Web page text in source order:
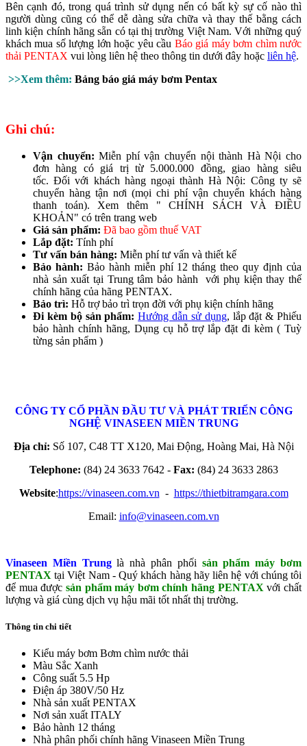
Bên cạnh đó, trong quá trình sử dụng nến có bất kỳ sự cố nào thì
người dùng cũng có thể dễ dàng sửa chữa và thay thế bằng cách
linh kiện chính hãng sẵn có tại thị trường Việt Nam.Với những quý
khách mua số lượng lớn hoặc yêu cầu Báo giá máy bơm chìm nước
thải PENTAX vui lòng liên hệ theo thông tin dưới đây hoặc liên hệ.
>>Xem thêm: Bảng báo giá máy bơm Pentax
Ghi chú:
Vận chuyển: Miễn phí vận chuyển nội thành Hà Nội cho
đơn hàng có giá trị từ 5.000.000 đồng, giao hàng siêu
tốc. Đối với khách hàng ngoại thành Hà Nội: Công ty sẽ
chuyển hàng tận nơi (mọi chi phí vận chuyển khách hàng
thanh toán). Xem thêm " CHÍNH SÁCH VÀ ĐIỀU
KHOẢN" có trên trang web
Giá sản phẩm: Đã bao gồm thuế VAT
Lắp đặt: Tính phí
Tư vấn bán hàng: Miễn phí tư vấn và thiết kế
Bảo hành: Bảo hành miễn phí 12 tháng theo quy định của
nhà sản xuất tại Trung tâm bảo hành với phụ kiện thay thế
chính hãng của hãng PENTAX.
Bảo trì: Hỗ trợ bảo trì trọn đời với phụ kiện chính hãng
Đi kèm bộ sản phẩm: Hướng dẫn sử dụng, lắp đặt & Phiếu
bảo hành chính hãng, Dụng cụ hỗ trợ lắp đặt đi kèm ( Tuỳ
từng sản phẩm )
CÔNG TY CỔ PHẦN ĐẦU TƯ VÀ PHÁT TRIỂN CÔNG
NGHỆ VINASEEN MIỀN TRUNG
Địa chỉ: Số 107, C48 TT X120, Mai Động, Hoàng Mai, Hà Nội
Telephone: (84) 24 3633 7642 - Fax: (84) 24 3633 2863
Website:https://vinaseen.com.vn - https://thietbitramgara.com
Email: info@vinaseen.com.vn
Vinaseen Miền Trunglà nhà phân phối sản phẩm máy bơm
PENTAX tại Việt Nam - Quý khách hàng hãy liên hệ với chúng tôi
để mua được sản phẩm máy bơm chính hãng PENTAX với chất
lượng và giá cùng dịch vụ hậu mãi tốt nhất thị trường.
Thông tin chi tiết
Kiểu máy bơm Bơm chìm nước thải
Màu Sắc Xanh
Công suất 5.5 Hp
Điện áp 380V/50 Hz
Nhà sản xuất PENTAX
Nơi sản xuất ITALY
Bảo hành 12 tháng
Nhà phân phối chính hãng Vinaseen Miền Trung